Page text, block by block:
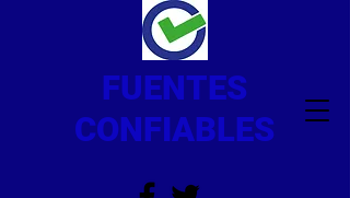
FUENTES
CONFIABLES